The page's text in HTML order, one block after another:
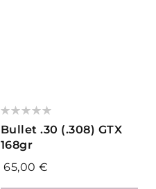
Valutazione:
Bullet .30 (.308) GTX
168gr
65,00 €